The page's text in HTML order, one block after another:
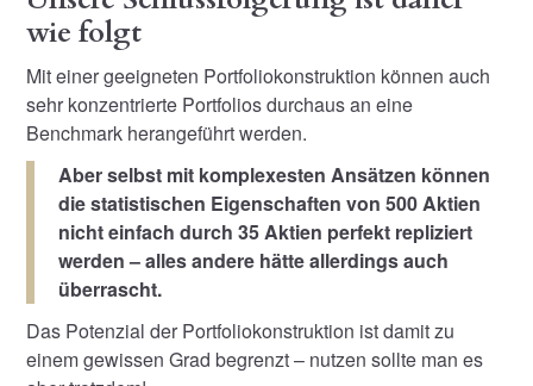
wie folgt
Mit einer geeigneten Portfoliokonstruktion können auch
sehr konzentrierte Portfolios durchaus an eine
Benchmark herangeführt werden.
Aber selbst mit komplexesten Ansätzen können
die statistischen Eigenschaften von 500 Aktien
nicht einfach durch 35 Aktien perfekt repliziert
werden – alles andere hätte allerdings auch
überrascht.
Das Potenzial der Portfoliokonstruktion ist damit zu
einem gewissen Grad begrenzt – nutzen sollte man es